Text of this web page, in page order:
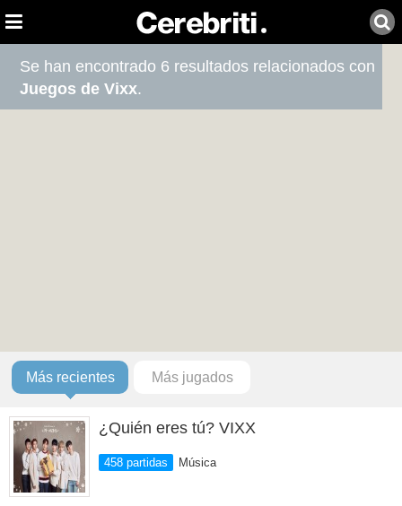
Se han encontrado 6 resultados relacionados con
Juegos de Vixx.
Más recientes Más jugados
¿Quién eres tú? VIXX
458 partidas Música